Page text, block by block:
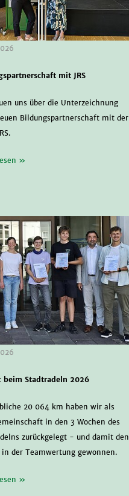
mit JRS
uns über die Unterzeichnung
Bildungspartnerschaft mit der
»
beim Stadtradeln 2026
20 064 km haben wir als
in den 3 Wochen des
zurückgelegt - und damit den
in der Teamwertung gewonnen.
»